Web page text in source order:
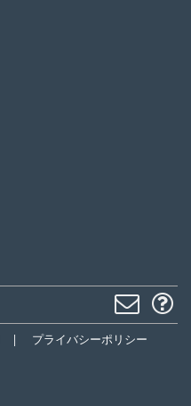
| プライバシーポリシー